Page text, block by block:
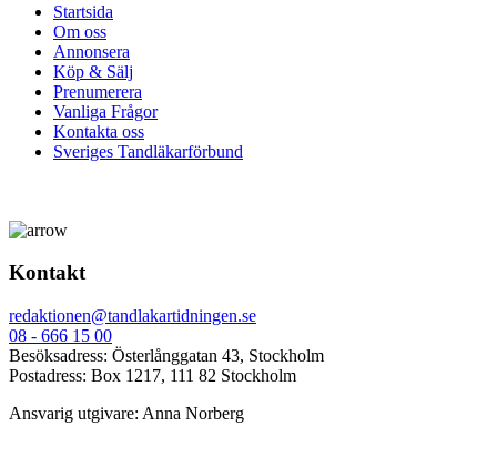
Startsida
Om oss
Annonsera
Köp & Sälj
Prenumerera
Vanliga Frågor
Kontakta oss
Sveriges Tandläkarförbund
Kontakt
redaktionen@tandlakartidningen.se
08 - 666 15 00
Besöksadress: Österlånggatan 43, Stockholm
Postadress: Box 1217, 111 82 Stockholm
Ansvarig utgivare: Anna Norberg